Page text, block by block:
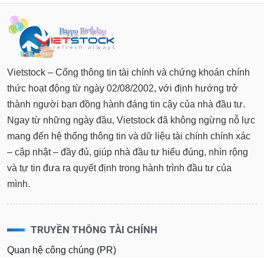
Vietstock – Cổng thông tin tài chính và chứng khoán chính
thức hoạt động từ ngày 02/08/2002, với định hướng trở
thành người bạn đồng hành đáng tin cậy của nhà đầu tư.
Ngay từ những ngày đầu, Vietstock đã không ngừng nỗ lực
mang đến hệ thống thông tin và dữ liệu tài chính chính xác
– cập nhật – đầy đủ, giúp nhà đầu tư hiểu đúng, nhìn rộng
và tự tin đưa ra quyết định trong hành trình đầu tư của
mình.
TRUYỀN THÔNG TÀI CHÍNH
Quan hệ công chúng (PR)